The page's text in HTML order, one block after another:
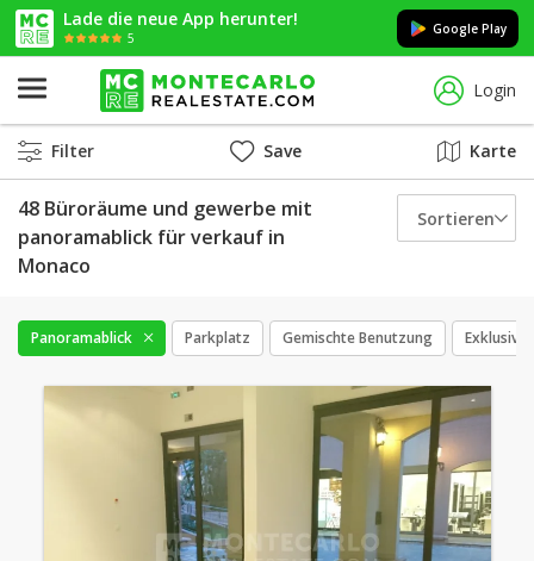
Lade die neue App herunter!
5
Google Play
Login
Filter Save Karte
48 Büroräume und gewerbe mit
panoramablick für verkauf in
Monaco
Sortieren
Panoramablick Parkplatz Gemischte Benutzung Exklusiv